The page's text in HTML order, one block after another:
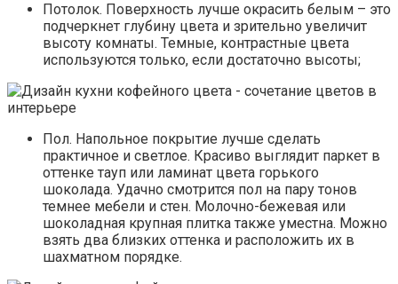
Потолок. Поверхность лучше окрасить белым – это
подчеркнет глубину цвета и зрительно увеличит
высоту комнаты. Темные, контрастные цвета
используются только, если достаточно высоты;
Пол. Напольное покрытие лучше сделать
практичное и светлое. Красиво выглядит паркет в
оттенке тауп или ламинат цвета горького
шоколада. Удачно смотрится пол на пару тонов
темнее мебели и стен. Молочно-бежевая или
шоколадная крупная плитка также уместна. Можно
взять два близких оттенка и расположить их в
шахматном порядке.